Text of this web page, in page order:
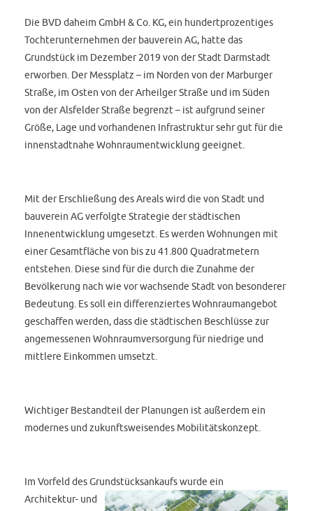
Die BVD daheim GmbH & Co. KG, ein hundertprozentiges
Tochterunternehmen der bauverein AG, hatte das
Grundstück im Dezember 2019 von der Stadt Darmstadt
erworben. Der Messplatz – im Norden von der Marburger
Straße, im Osten von der Arheilger Straße und im Süden
von der Alsfelder Straße begrenzt – ist aufgrund seiner
Größe, Lage und vorhandenen Infrastruktur sehr gut für die
innenstadtnahe Wohnraumentwicklung geeignet.
Mit der Erschließung des Areals wird die von Stadt und
bauverein AG verfolgte Strategie der städtischen
Innenentwicklung umgesetzt. Es werden Wohnungen mit
einer Gesamtfläche von bis zu 41.800 Quadratmetern
entstehen. Diese sind für die durch die Zunahme der
Bevölkerung nach wie vor wachsende Stadt von besonderer
Bedeutung. Es soll ein differenziertes Wohnraumangebot
geschaffen werden, dass die städtischen Beschlüsse zur
angemessenen Wohnraumversorgung für niedrige und
mittlere Einkommen umsetzt.
Wichtiger Bestandteil der Planungen ist außerdem ein
modernes und zukunftsweisendes Mobilitätskonzept.
Im Vorfeld des Grundstücksankaufs wurde ein
Architektur- und